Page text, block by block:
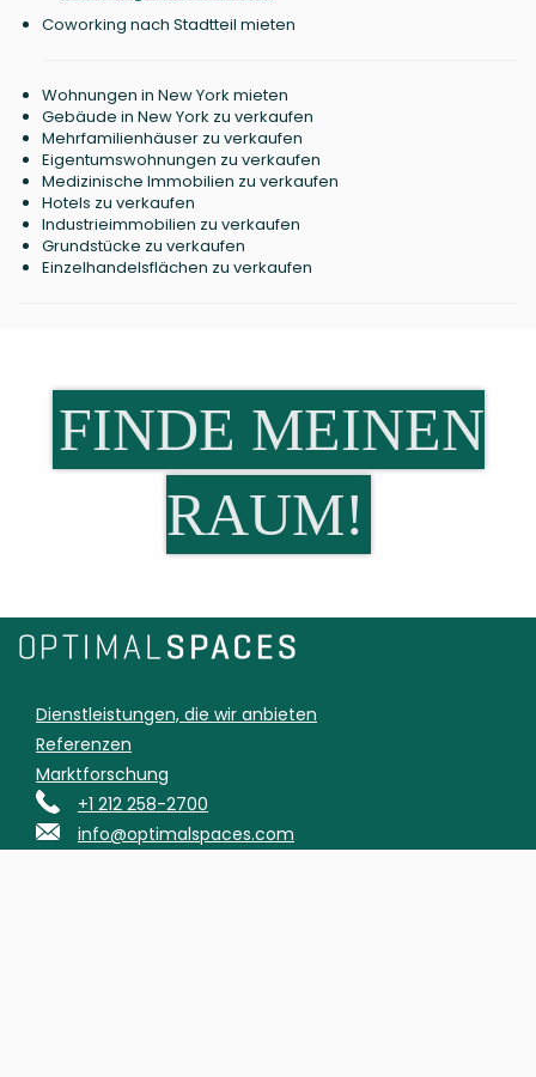
Coworking nach Stadtteil mieten
Wohnungen in New York mieten
Gebäude in New York zu verkaufen
Mehrfamilienhäuser zu verkaufen
Eigentumswohnungen zu verkaufen
Medizinische Immobilien zu verkaufen
Hotels zu verkaufen
Industrieimmobilien zu verkaufen
Grundstücke zu verkaufen
Einzelhandelsflächen zu verkaufen
FINDE MEINEN
RAUM!
Dienstleistungen, die wir anbieten
Referenzen
Marktforschung
+1 212 258-2700
info@optimalspaces.com